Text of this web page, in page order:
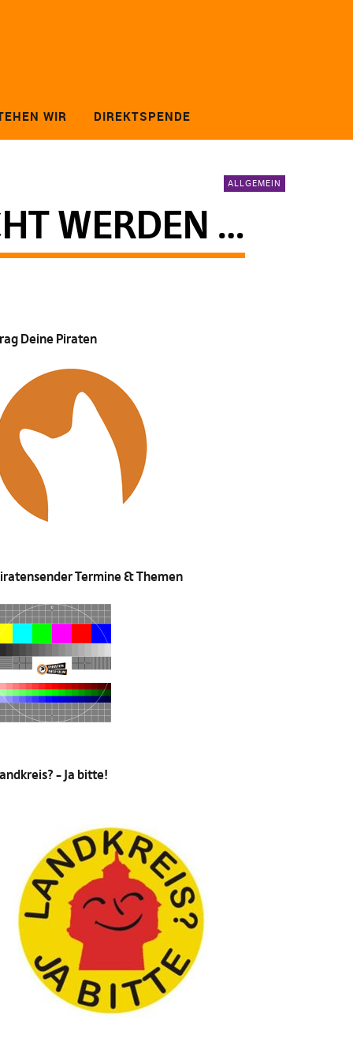
WIR DIREKTSPENDE
ALLGEMEIN
WERDEN …
Deine Piraten
Termine & Themen
– Ja bitte!